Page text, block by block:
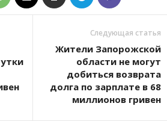
Следующая статья
Жители Запорожской
области не могут
добиться возврата
долга по зарплате в 68
миллионов гривен